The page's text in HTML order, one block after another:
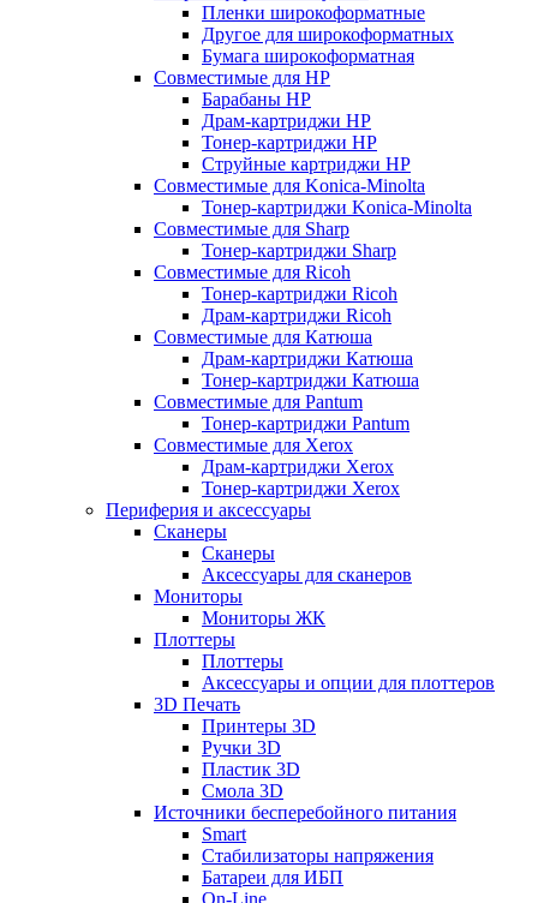
Пленки широкоформатные
Другое для широкоформатных
Бумага широкоформатная
Совместимые для HP
Барабаны HP
Драм-картриджи HP
Тонер-картриджи HP
Струйные картриджи HP
Совместимые для Konica-Minolta
Тонер-картриджи Konica-Minolta
Совместимые для Sharp
Тонер-картриджи Sharp
Совместимые для Ricoh
Тонер-картриджи Ricoh
Драм-картриджи Ricoh
Совместимые для Катюша
Драм-картриджи Катюша
Тонер-картриджи Катюша
Совместимые для Pantum
Тонер-картриджи Pantum
Совместимые для Xerox
Драм-картриджи Xerox
Тонер-картриджи Xerox
Периферия и аксессуары
Сканеры
Сканеры
Аксессуары для сканеров
Мониторы
Мониторы ЖК
Плоттеры
Плоттеры
Аксессуары и опции для плоттеров
3D Печать
Принтеры 3D
Ручки 3D
Пластик 3D
Смола 3D
Источники бесперебойного питания
Smart
Стабилизаторы напряжения
Батареи для ИБП
On-Line